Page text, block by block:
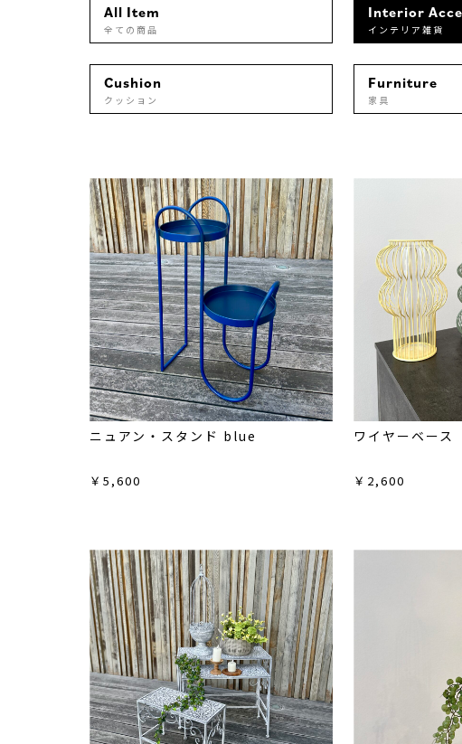
All Item
全ての商品
Interior
インテリア雑貨
Cushion
クッション
Furniture
家具
ニュアン・スタンド blue
￥5,600
ワイヤーベース
￥2,600